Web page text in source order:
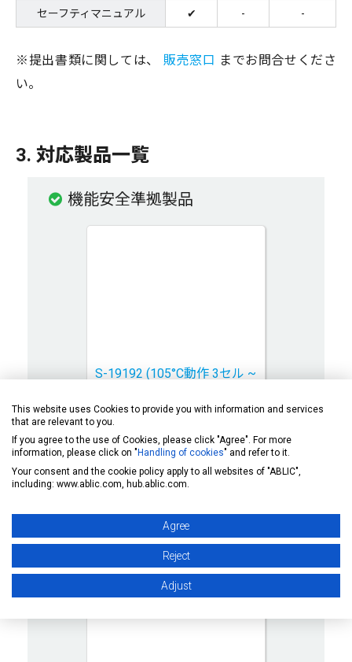
セーフティマニュアル ✔ - -
※提出書類に関しては、 販売窓口 までお問合せくださ
い。
3. 対応製品一覧
機能安全準拠製品
S-19192 (105°C動作 3セル ~
IC)
This website uses Cookies to provide you with information and services
that are relevant to you.
If you agree to the use of Cookies, please click "Agree". For more
information, please click on " Handling of cookies" and refer to it.
Your consent and the cookie policy apply to all websites of "ABLIC",
including: www.ablic.com, hub.ablic.com.
Agree
Reject
Adjust